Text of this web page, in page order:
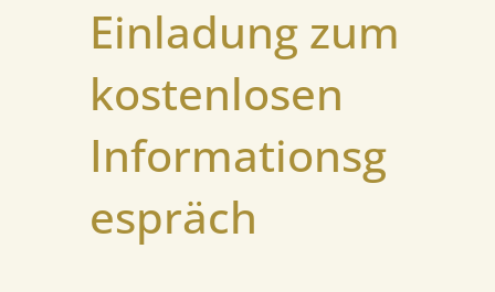
Einladung zum
kostenlosen
Informationsg
espräch